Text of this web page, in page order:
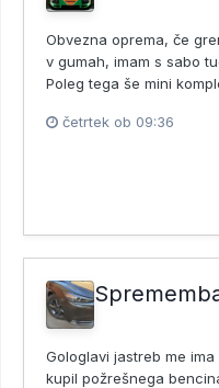
Obvezna oprema, če
v gumah, imam s sabo
Poleg tega še mini
četrtek ob 09:36
Gologlavi jastreb me
kupil požrešnega